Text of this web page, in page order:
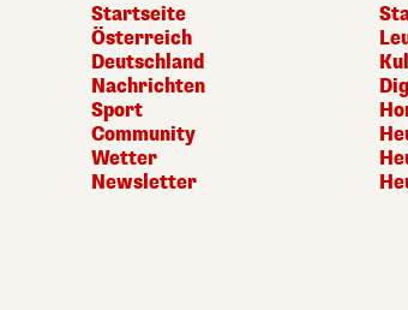
Startseite
Österreich
Deutschland
Nachrichten
Sport
Community
Wetter
Newsletter